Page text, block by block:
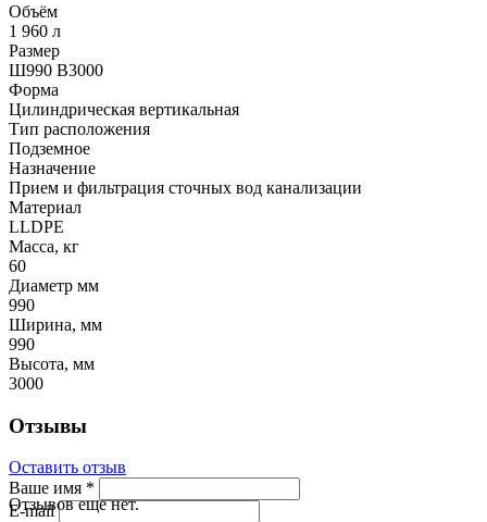
Объём
1 960 л
Размер
Ш990 В3000
Форма
Цилиндрическая вертикальная
Тип расположения
Подземное
Назначение
Прием и фильтрация сточных вод канализации
Материал
LLDPE
Масса, кг
60
Диаметр мм
990
Ширина, мм
990
Высота, мм
3000
Отзывы
Оставить отзыв
Ваше имя *
E-mail
Отзывов еще нет.